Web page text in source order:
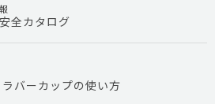
全カタログ
バーカップの使い方